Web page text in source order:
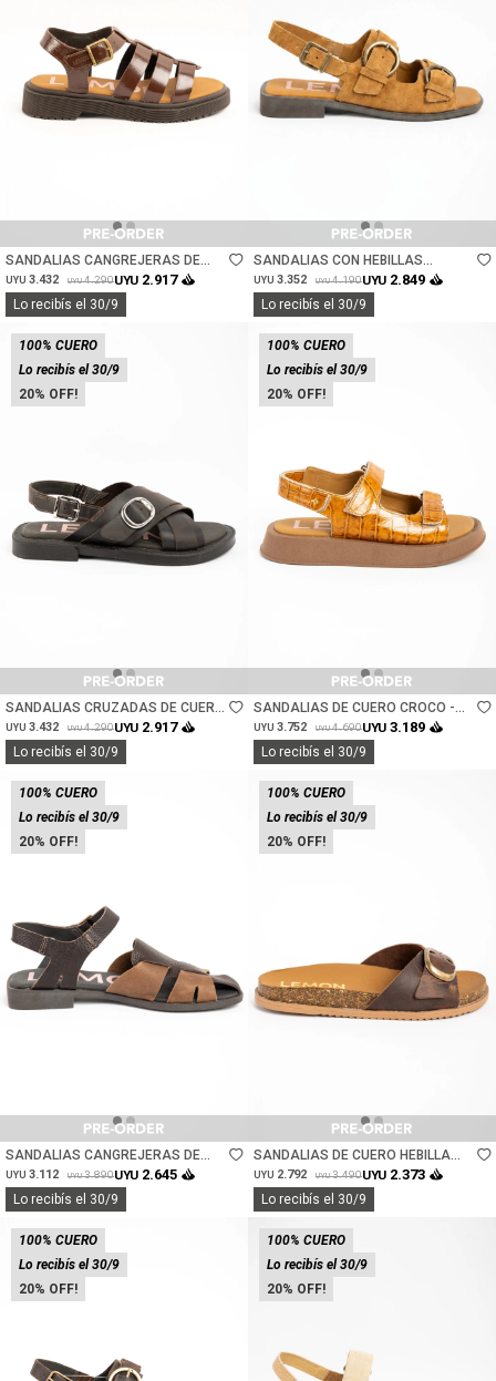
Talle
SANDALIAS CANGREJERAS DE
CUERO - CHOCOLATE
UYU 3.432 UYU 4.290UYU 2.917
Lo recibís el 30/9
Talle
SANDALIAS CON HEBILLAS
GAMUZA - CAMEL
UYU 3.352 UYU 4.190UYU 2.849
Lo recibís el 30/9
20
100% CUERO
Lo recibís el 30/9
Talle
SANDALIAS CRUZADAS DE CUERO
- CHOCOLATE
UYU 3.432 UYU 4.290UYU 2.917
Lo recibís el 30/9
20
100% CUERO
Lo recibís el 30/9
Talle
SANDALIAS DE CUERO CROCO -
CARAMELO
UYU 3.752 UYU 4.690UYU 3.189
Lo recibís el 30/9
20
100% CUERO
Lo recibís el 30/9
Talle
SANDALIAS CANGREJERAS DE
CUERO - CHOCOLATE
UYU 3.112 UYU 3.890UYU 2.645
Lo recibís el 30/9
20
100% CUERO
Lo recibís el 30/9
Talle
SANDALIAS DE CUERO HEBILLA
REDONDA - CHOCOLATE
UYU 2.792 UYU 3.490UYU 2.373
Lo recibís el 30/9
20
100% CUERO
Lo recibís el 30/9
20
100% CUERO
Lo recibís el 30/9